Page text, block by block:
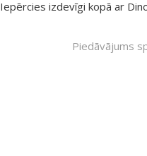
Iepērcies izdevīgi kopā ar
Piedāvājums